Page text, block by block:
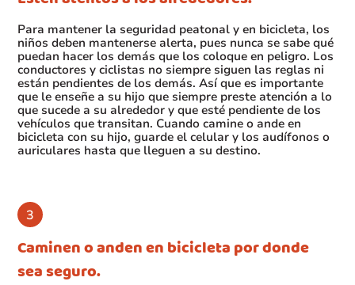
Para mantener la seguridad peatonal y en bicicleta, los
niños deben mantenerse alerta, pues nunca se sabe qué
puedan hacer los demás que los coloque en peligro. Los
conductores y ciclistas no siempre siguen las reglas ni
están pendientes de los demás. Así que es importante
que le enseñe a su hijo que siempre preste atención a lo
que sucede a su alrededor y que esté pendiente de los
vehículos que transitan. Cuando camine o ande en
bicicleta con su hijo, guarde el celular y los audífonos o
auriculares hasta que lleguen a su destino.
Caminen o anden en bicicleta por donde
sea seguro.